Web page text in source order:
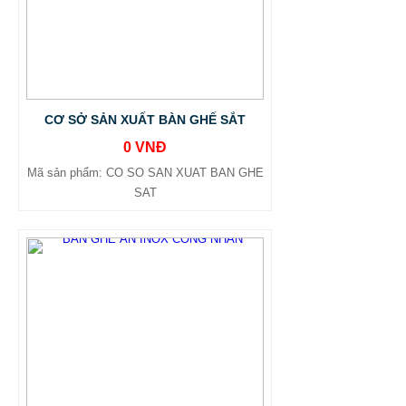
CƠ SỞ SẢN XUẤT BÀN GHẾ SẮT
0 VNĐ
Mã sản phẩm: CO SO SAN XUAT BAN GHE
SAT